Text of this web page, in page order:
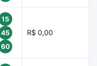
15
45
60
R$ 0,00